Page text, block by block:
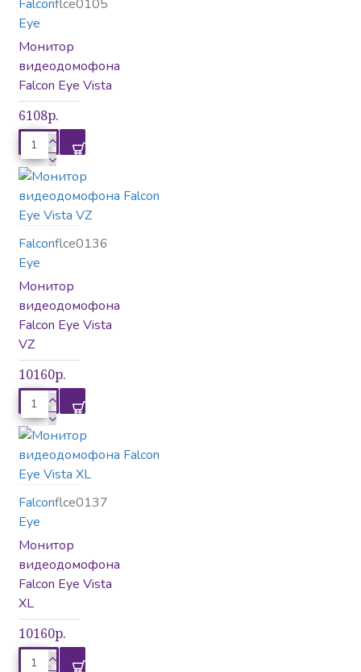
Falcon
Eye
flce0105
Монитор
видеодомофона
Falcon Eye Vista
6108р.
Falcon
Eye
flce0136
Монитор
видеодомофона
Falcon Eye Vista
VZ
10160р.
Falcon
Eye
flce0137
Монитор
видеодомофона
Falcon Eye Vista
XL
10160р.